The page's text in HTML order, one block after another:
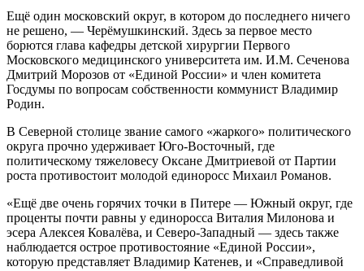
Ещё один московский округ, в котором до последнего ничего
не решено, — Черёмушкинский. Здесь за первое место
борются глава кафедры детской хирургии Первого
Московского медицинского университета им. И.М. Сеченова
Дмитрий Морозов от «Единой России» и член комитета
Госдумы по вопросам собственности коммунист Владимир
Родин.
В Северной столице звание самого «жаркого» политического
округа прочно удерживает Юго-Восточный, где
политическому тяжеловесу Оксане Дмитриевой от Партии
роста противостоит молодой единоросс Михаил Романов.
«Ещё две очень горячих точки в Питере — Южный округ, где
проценты почти равны у единоросса Виталия Милонова и
эсера Алексея Ковалёва, и Северо-Западный — здесь также
наблюдается острое противостояние «Единой России»,
которую представляет Владимир Катенев, и «Справедливой